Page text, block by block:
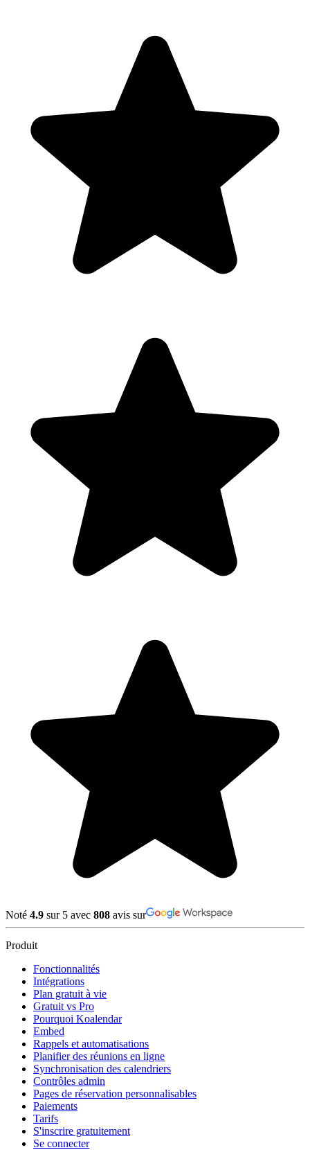
Noté 4.9 sur 5 avec 808 avis sur
Produit
Fonctionnalités
Intégrations
Plan gratuit à vie
Gratuit vs Pro
Pourquoi Koalendar
Embed
Rappels et automatisations
Planifier des réunions en ligne
Synchronisation des calendriers
Contrôles admin
Pages de réservation personnalisables
Paiements
Tarifs
S'inscrire gratuitement
Se connecter